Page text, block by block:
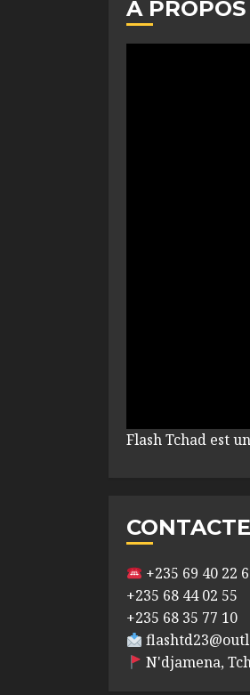
À
Flash Tchad est
+235 69 40 22
+235 68 44 02 55
+235 68 35 77 10
N'djamena,